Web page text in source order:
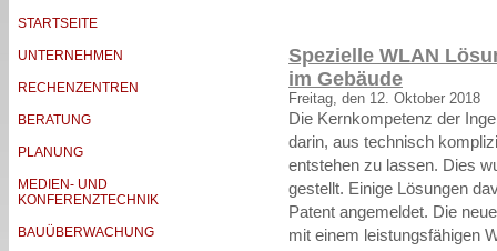
STARTSEITE
UNTERNEHMEN
RECHENZENTREN
BERATUNG
PLANUNG
MEDIEN- UND
KONFERENZTECHNIK
BAUÜBERWACHUNG
Spezielle WLAN
im Gebäude
Freitag, den 12. Oktober 2018
Die Kernkompetenz der
darin, aus technisch
entstehen zu lassen. Dies
gestellt. Einige Lösungen
Patent angemeldet. Die
mit einem leistungsfähigen